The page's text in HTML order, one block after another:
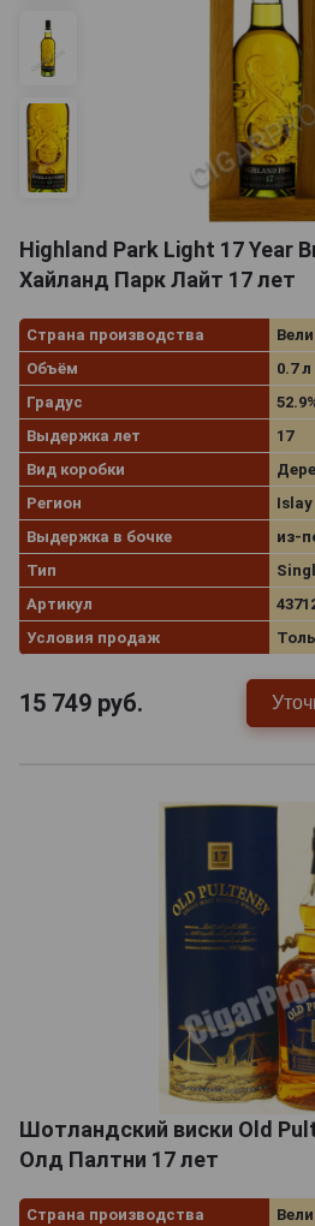
Highland Park Light 17 Year
Хайланд Парк Лайт 17 лет
Страна производства
Объём
0.7 л
Градус
Выдержка лет
17
Вид коробки
Регион
Islay
Выдержка в бочке
из-
Тип
Артикул
Условия продаж
15 749 руб.
Шотландский виски Old
Олд Палтни 17 лет
Страна производства